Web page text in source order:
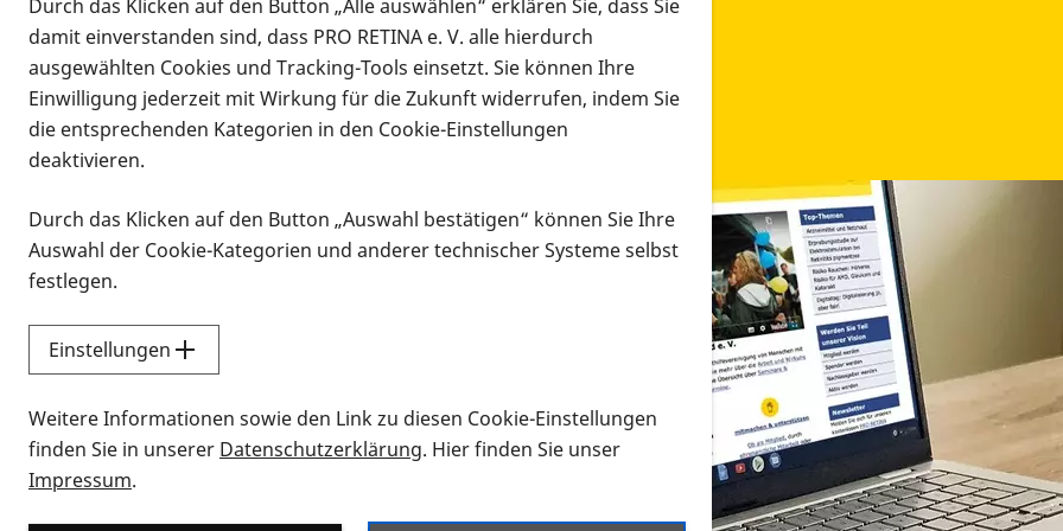
Infomaterial
Infomaterial
Vorlesen
Alle Infomaterialien in verschiedenen Formaten an
Sie möchten wissen, wie Sie nach Infonmaterial suchen und dieses bestellen bzw. herunterladen
Durch das Klicken auf den Button „Alle auswählen“ erklären Sie, dass Sie
damit einverstanden sind, dass PRO RETINA e. V. alle hierdurch
ausgewählten Cookies und Tracking-Tools einsetzt. Sie können Ihre
Einwilligung jederzeit mit Wirkung für die Zukunft widerrufen, indem Sie
die entsprechenden Kategorien in den Cookie-Einstellungen
deaktivieren.
Durch das Klicken auf den Button „Auswahl bestätigen“ können Sie Ihre
Auswahl der Cookie-Kategorien und anderer technischer Systeme selbst
festlegen.
Einstellungen
Weitere Informationen sowie den Link zu diesen Cookie-Einstellungen
finden Sie in unserer Datenschutzerklärung. Hier finden Sie unser
Impressum.